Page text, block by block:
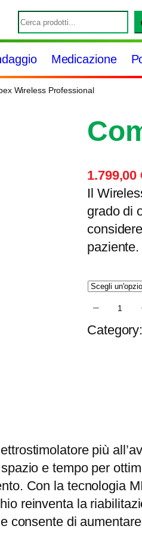
S
e
a
r
c
Medicazione
Wireless Professional
1.799,00
Il
grado di
paziente.
m
r
e
l
e
s
−
Category:
più
e tempo per
Con la tecnologia
reinventa la
consente di